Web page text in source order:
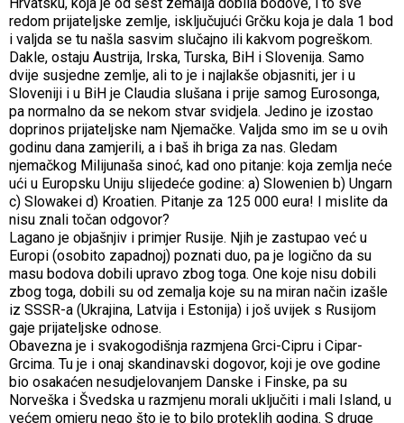
redom prijateljske zemlje, isključujući Grčku koja je dala 1 bod
i valjda se tu našla sasvim slučajno ili kakvom pogreškom.
Dakle, ostaju Austrija, Irska, Turska, BiH i Slovenija. Samo
dvije susjedne zemlje, ali to je i najlakše objasniti, jer i u
Sloveniji i u BiH je Claudia slušana i prije samog Eurosonga,
pa normalno da se nekom stvar svidjela. Jedino je izostao
doprinos prijateljske nam Njemačke. Valjda smo im se u ovih
godinu dana zamjerili, a i baš ih briga za nas. Gledam
njemačkog Milijunaša sinoć, kad ono pitanje: koja zemlja neće
ući u Europsku Uniju slijedeće godine: a) Slowenien b) Ungarn
c) Slowakei d) Kroatien. Pitanje za 125 000 eura! I mislite da
nisu znali točan odgovor?
Lagano je objašnjiv i primjer Rusije. Njih je zastupao već u
Europi (osobito zapadnoj) poznati duo, pa je logično da su
masu bodova dobili upravo zbog toga. One koje nisu dobili
zbog toga, dobili su od zemalja koje su na miran način izašle
iz SSSR-a (Ukrajina, Latvija i Estonija) i još uvijek s Rusijom
gaje prijateljske odnose.
Obavezna je i svakogodišnja razmjena Grci-Cipru i Cipar-
Grcima. Tu je i onaj skandinavski dogovor, koji je ove godine
bio osakaćen nesudjelovanjem Danske i Finske, pa su
Norveška i Švedska u razmjenu morali uključiti i mali Island, u
većem omjeru nego što je to bilo proteklih godina. S druge